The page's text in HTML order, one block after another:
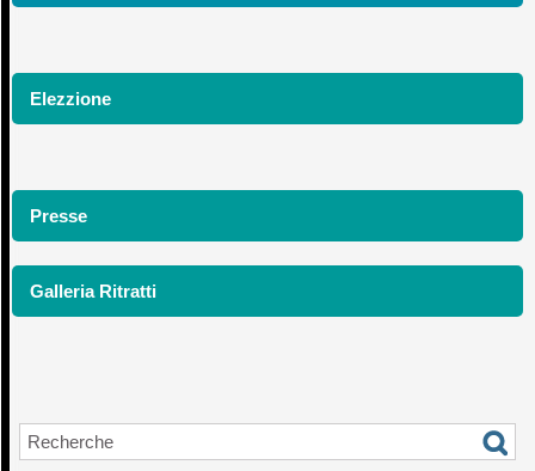
Elezzione
Presse
Galleria Ritratti